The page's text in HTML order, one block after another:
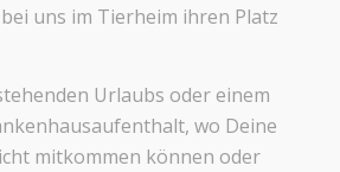
uns im Tierheim ihren Platz
Urlaubs oder einem
wo Deine
mitkommen können oder